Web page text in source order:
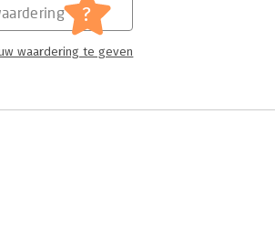
?
waardering te geven